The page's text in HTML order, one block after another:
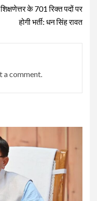
के 701 रिक्त पदों पर
होगी भर्ती: धन सिंह रावत
a comment.